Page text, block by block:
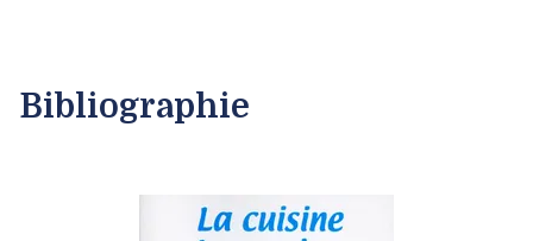
Bibliographie